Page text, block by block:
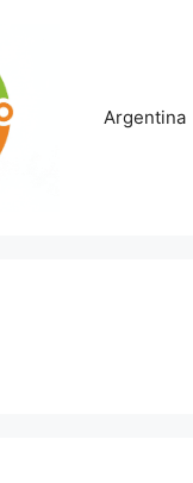
Argentina